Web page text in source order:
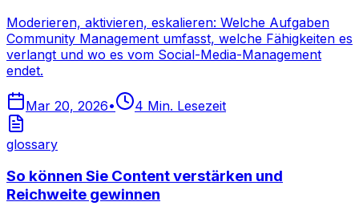
Moderieren, aktivieren, eskalieren: Welche Aufgaben
Community Management umfasst, welche Fähigkeiten es
verlangt und wo es vom Social-Media-Management
endet.
Mar 20, 2026• 4 Min. Lesezeit
glossary
So können Sie Content verstärken und
Reichweite gewinnen